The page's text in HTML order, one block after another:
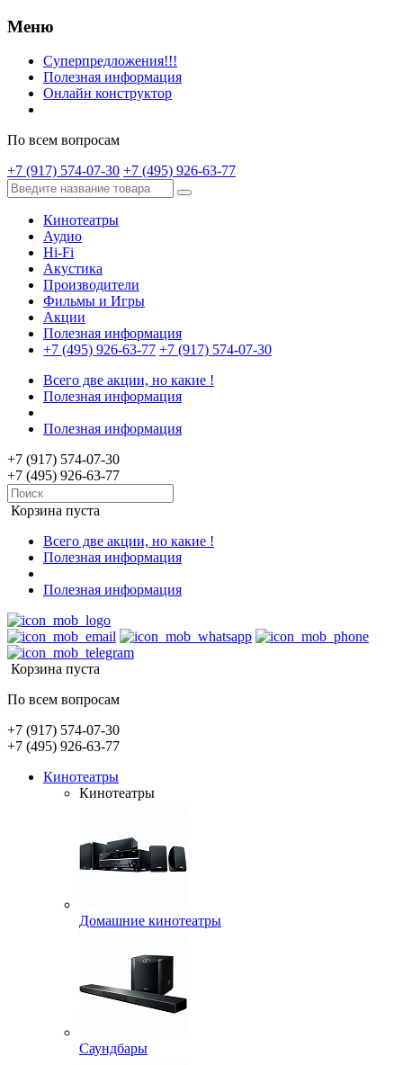
Меню
Суперпредложения!!!
Полезная информация
Онлайн конструктор
По всем вопросам
+7 (917) 574-07-30 +7 (495) 926-63-77
Кинотеатры
Аудио
Hi-Fi
Акустика
Производители
Фильмы и Игры
Акции
Полезная информация
+7 (495) 926-63-77 +7 (917) 574-07-30
Всего две акции, но какие !
Полезная информация
Полезная информация
+7 (917) 574-07-30
+7 (495) 926-63-77
Корзина пуста
Всего две акции, но какие !
Полезная информация
Полезная информация
Корзина пуста
По всем вопросам
+7 (917) 574-07-30
+7 (495) 926-63-77
Кинотеатры
Кинотеатры
Домашние кинотеатры
Саундбары